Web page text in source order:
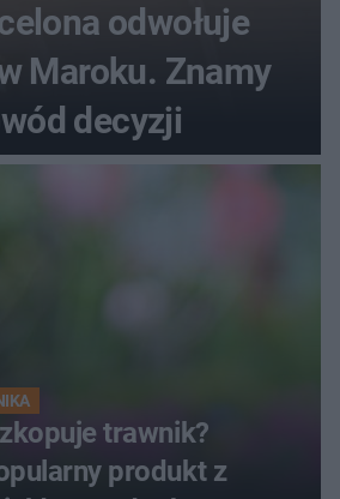
odwołuje
Maroku. Znamy
decyzji
trawnik?
produkt z